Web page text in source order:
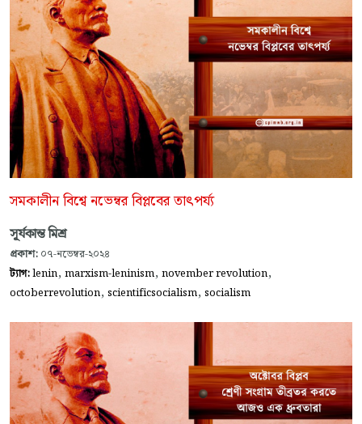
সমকালীন বিশ্বে নভেম্বর বিপ্লবের তাৎপর্য্য
সূর্যকান্ত মিশ্র
প্রকাশ: ০৭-নভেম্বর-২০২৪
ট্যাগ:lenin, marxism-leninism, november revolution,
octoberrevolution, scientificsocialism, socialism